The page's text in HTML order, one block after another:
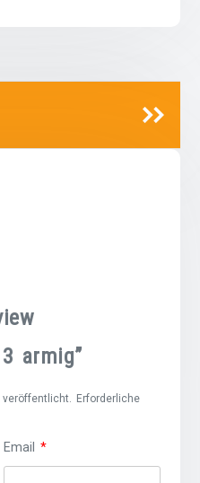
armig”
Erforderliche
Email*